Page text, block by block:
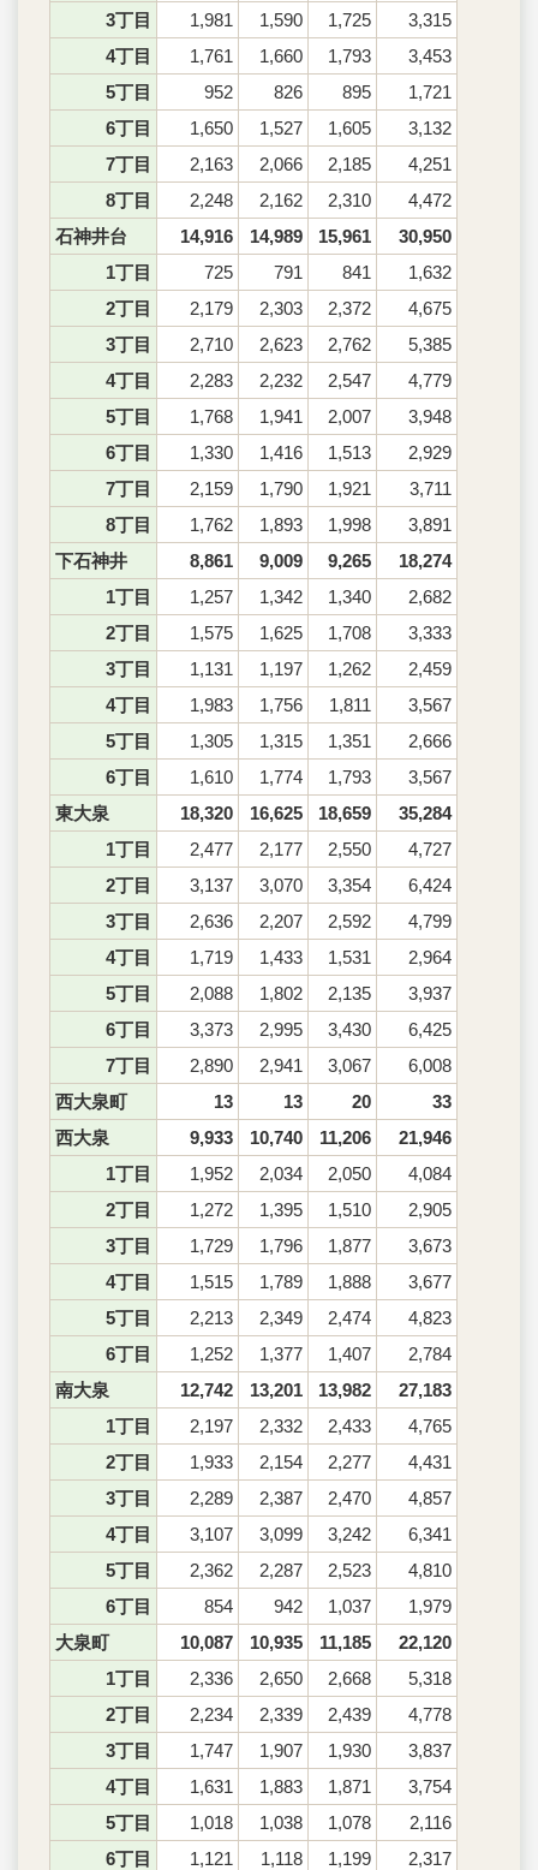
3丁目
1,981 1,590 1,725
3,315
4丁目
1,761 1,660 1,793
3,453
5丁目
952 826 895
1,721
6丁目
1,650 1,527 1,605
3,132
7丁目
2,163 2,066 2,185
4,251
8丁目
2,248 2,162 2,310
4,472
石神井台
14,916 14,989 15,961
30,950
1丁目
725 791 841
1,632
2丁目
2,179 2,303 2,372
4,675
3丁目
2,710 2,623 2,762
5,385
4丁目
2,283 2,232 2,547
4,779
5丁目
1,768 1,941 2,007
3,948
6丁目
1,330 1,416 1,513
2,929
7丁目
2,159 1,790 1,921
3,711
8丁目
1,762 1,893 1,998
3,891
下石神井
8,861 9,009 9,265
18,274
1丁目
1,257 1,342 1,340
2,682
2丁目
1,575 1,625 1,708
3,333
3丁目
1,131 1,197 1,262
2,459
4丁目
1,983 1,756 1,811
3,567
5丁目
1,305 1,315 1,351
2,666
6丁目
1,610 1,774 1,793
3,567
東大泉
18,320 16,625 18,659
35,284
1丁目
2,477 2,177 2,550
4,727
2丁目
3,137 3,070 3,354
6,424
3丁目
2,636 2,207 2,592
4,799
4丁目
1,719 1,433 1,531
2,964
5丁目
2,088 1,802 2,135
3,937
6丁目
3,373 2,995 3,430
6,425
7丁目
2,890 2,941 3,067
6,008
西大泉町
13 13 20
33
西大泉
9,933 10,740 11,206
21,946
1丁目
1,952 2,034 2,050
4,084
2丁目
1,272 1,395 1,510
2,905
3丁目
1,729 1,796 1,877
3,673
4丁目
1,515 1,789 1,888
3,677
5丁目
2,213 2,349 2,474
4,823
6丁目
1,252 1,377 1,407
2,784
南大泉
12,742 13,201 13,982
27,183
1丁目
2,197 2,332 2,433
4,765
2丁目
1,933 2,154 2,277
4,431
3丁目
2,289 2,387 2,470
4,857
4丁目
3,107 3,099 3,242
6,341
5丁目
2,362 2,287 2,523
4,810
6丁目
854 942 1,037
1,979
大泉町
10,087 10,935 11,185
22,120
1丁目
2,336 2,650 2,668
5,318
2丁目
2,234 2,339 2,439
4,778
3丁目
1,747 1,907 1,930
3,837
4丁目
1,631 1,883 1,871
3,754
5丁目
1,018 1,038 1,078
2,116
6丁目
1,121 1,118 1,199 2,317